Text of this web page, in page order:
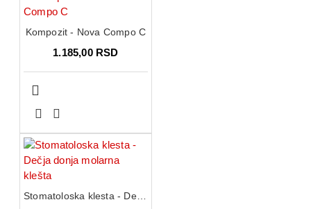
Kompozit - Nova Compo C
1.185,00 RSD
Stomatoloska klesta - Dečja donja molarna klešta